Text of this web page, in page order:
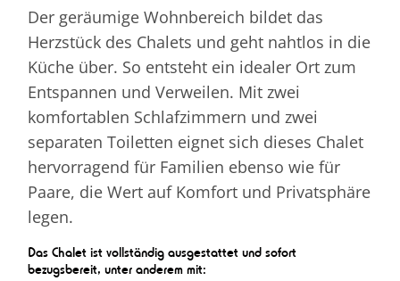
Der geräumige Wohnbereich bildet das
Herzstück des Chalets und geht nahtlos in die
Küche über. So entsteht ein idealer Ort zum
Entspannen und Verweilen. Mit zwei
komfortablen Schlafzimmern und zwei
separaten Toiletten eignet sich dieses Chalet
hervorragend für Familien ebenso wie für
Paare, die Wert auf Komfort und Privatsphäre
legen.
Das Chalet ist vollständig ausgestattet und sofort
bezugsbereit, unter anderem mit: